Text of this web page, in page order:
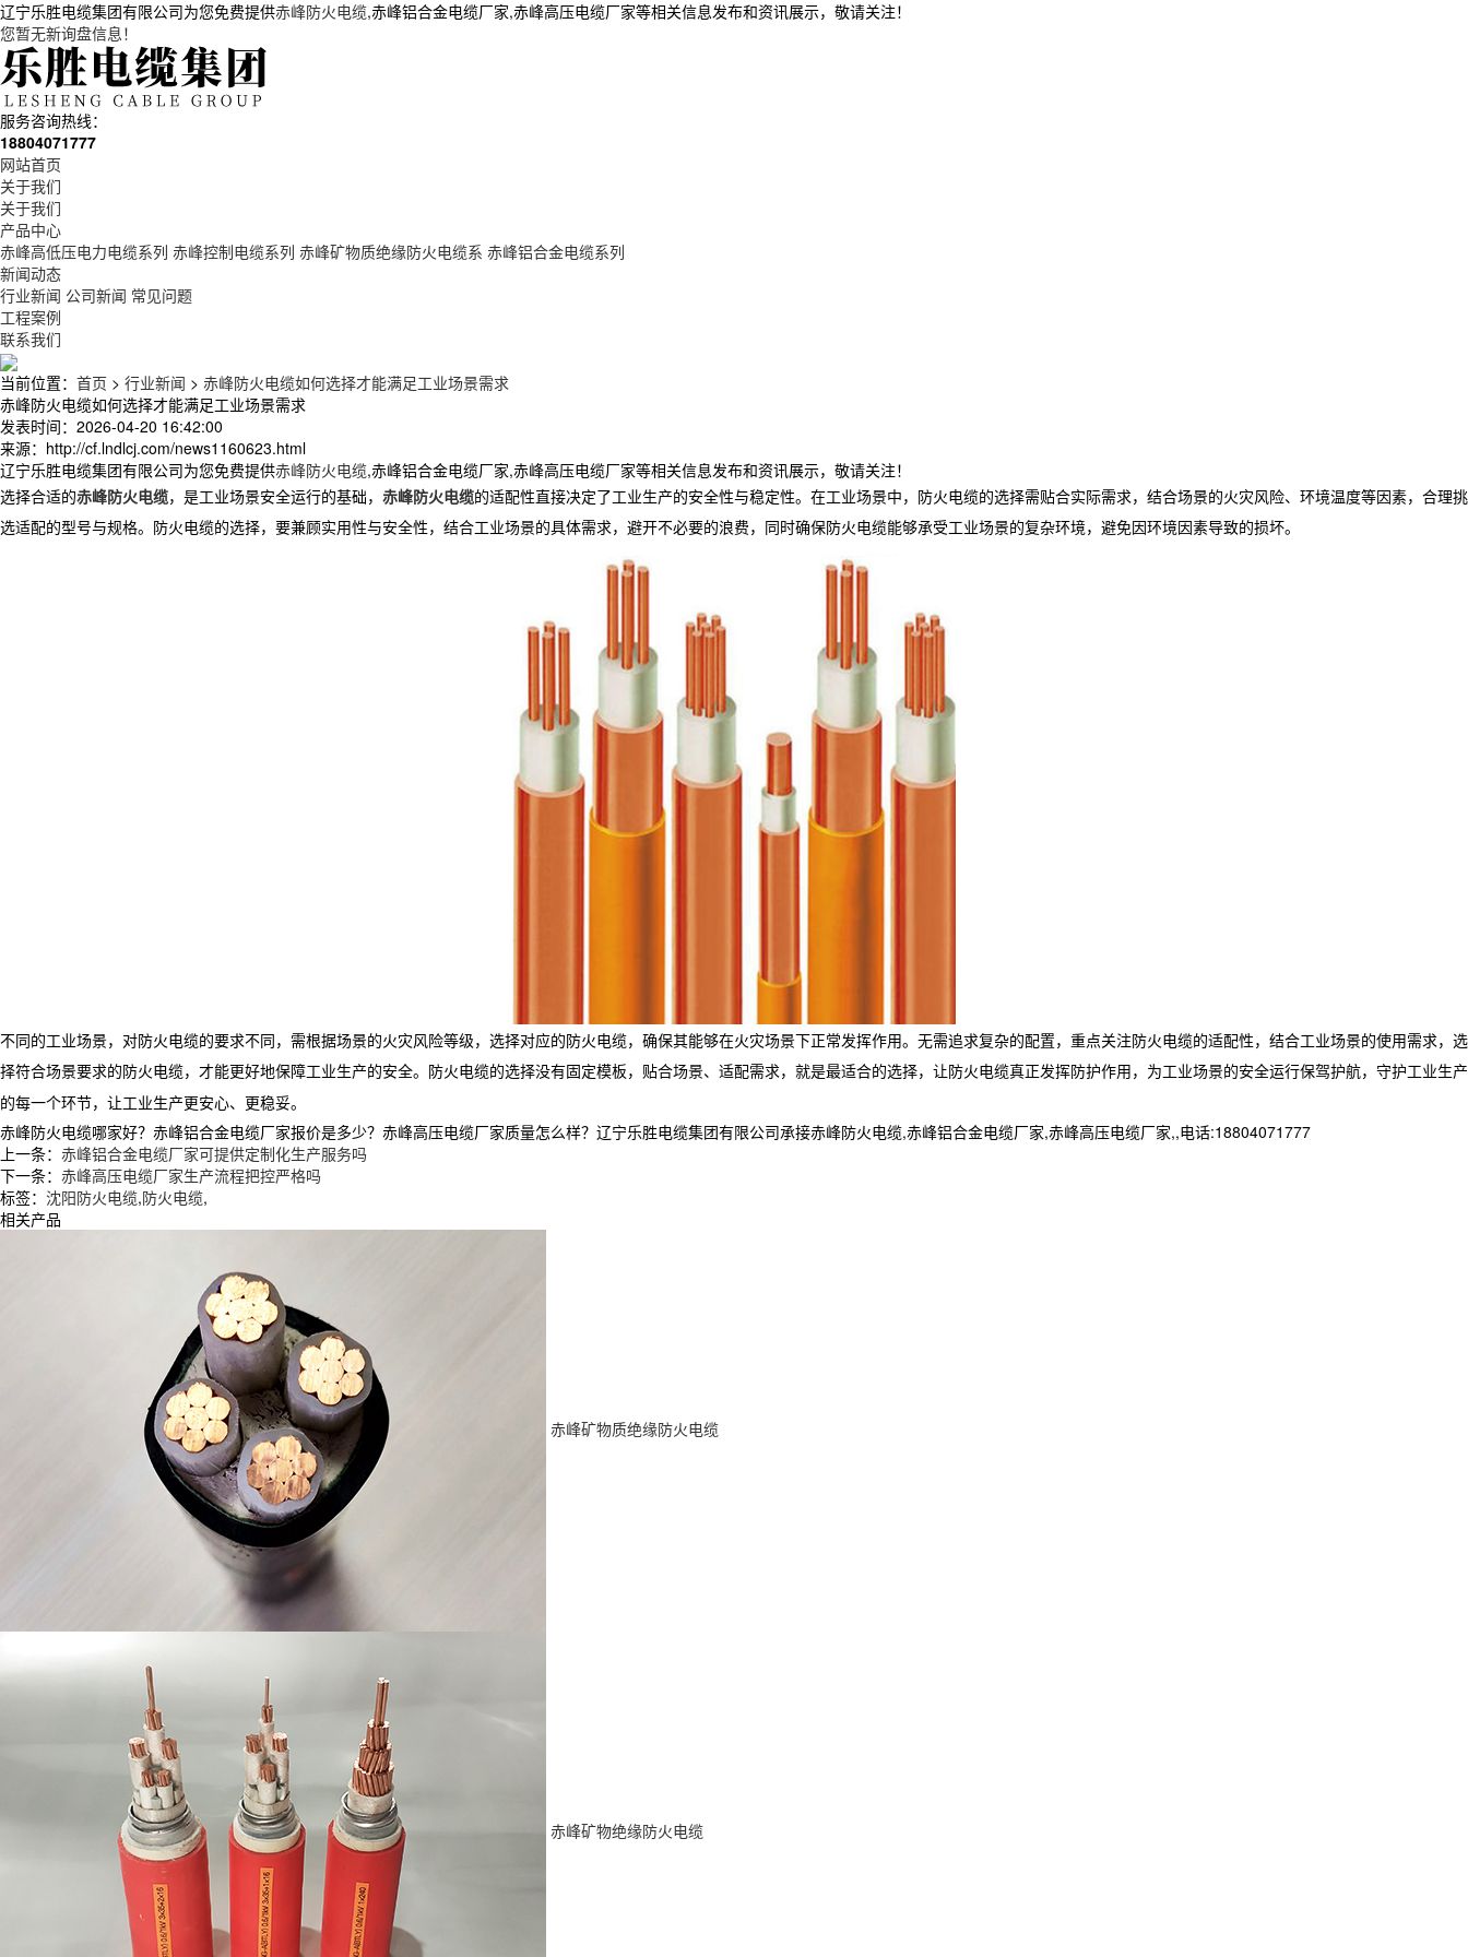
辽宁乐胜电缆集团有限公司为您免费提供赤峰防火电缆,赤峰铝合金电缆厂家,赤峰高压电缆厂家等相关信息发布和资讯展示，敬请关注！
您暂无新询盘信息！
服务咨询热线：
18804071777
网站首页
关于我们
关于我们
产品中心
赤峰高低压电力电缆系列 赤峰控制电缆系列 赤峰矿物质绝缘防火电缆系 赤峰铝合金电缆系列
新闻动态
行业新闻 公司新闻 常见问题
工程案例
联系我们
当前位置： 首页 > 行业新闻 > 赤峰防火电缆如何选择才能满足工业场景需求
赤峰防火电缆如何选择才能满足工业场景需求
发表时间：2026-04-20 16:42:00
来源：http://cf.lndlcj.com/news1160623.html
辽宁乐胜电缆集团有限公司为您免费提供赤峰防火电缆,赤峰铝合金电缆厂家,赤峰高压电缆厂家等相关信息发布和资讯展示，敬请关注！
选择合适的赤峰防火电缆，是工业场景安全运行的基础， 赤峰防火电缆的适配性直接决定了工业生产的安全性与稳定性。在工业场景中， 防火电缆的选择需贴合实际需求，结合场景的火灾风险、环境温度等因素，合理挑
选适配的型号与规格。防火电缆的选择，要兼顾实用性与安全性，结合工业场景的具体需求，避开不必要的浪费，同时确保防火电缆能够承受工业场景的复杂环境，避免因环境因素导致的损坏。
不同的工业场景，对防火电缆的要求不同，需根据场景的火灾风险等级，选择对应的防火电缆，确保其能够在火灾场景下正常发挥作用。无需追求复杂的配置，重点关注防火电缆的适配性，结合工业场景的使用需求，选
择符合场景要求的防火电缆，才能更好地保障工业生产的安全。 防火电缆的选择没有固定模板，贴合场景、适配需求，就是最适合的选择，让防火电缆真正发挥防护作用，为工业场景的安全运行保驾护航，守护工业生产
的每一个环节，让工业生产更安心、更稳妥。
赤峰防火电缆哪家好？赤峰铝合金电缆厂家报价是多少？赤峰高压电缆厂家质量怎么样？辽宁乐胜电缆集团有限公司承接赤峰防火电缆,赤峰铝合金电缆厂家,赤峰高压电缆厂家,,电话:18804071777
上一条： 赤峰铝合金电缆厂家可提供定制化生产服务吗
下一条： 赤峰高压电缆厂家生产流程把控严格吗
标签： 沈阳防火电缆,防火电缆,
相关产品
赤峰矿物质绝缘防火电缆
赤峰矿物绝缘防火电缆